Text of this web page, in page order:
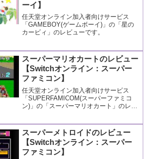
ーイ】
任天堂オンライン加入者向けサービス
「GAMEBOY(ゲームボーイ)」の「星の
カービィ」のレビューです。
スーパーマリオカートのレビュー
【Switchオンライン：スーパー
ファミコン】
任天堂オンライン加入者向けサービス
「SUPERFAMICOM(スーパーファミコ
ン)」の「スーパーマリオカート」のレビ
スーパーメトロイドのレビュー
【Switchオンライン：スーパー
ファミコン】